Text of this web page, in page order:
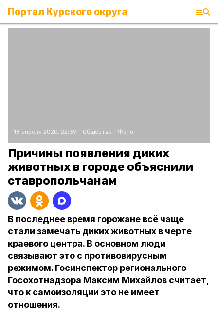
Портал Курского округа
18 апреля 2020, 22:39 Общество Фото:
Причины появления диких
животных в городе объяснили
ставропольчанам
В последнее время горожане всё чаще
стали замечать диких животных в черте
краевого центра. В основном люди
связывают это с противовирусным
режимом. Госинспектор регионального
Госохотнадзора Максим Михайлов считает,
что к самоизоляции это не имеет
отношения.